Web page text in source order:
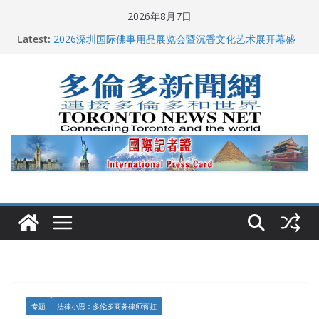
2026年8月7日
Latest:
多伦多市长选举拉开帷幕 多名华人候选人宣布角逐
2026深圳国际佛事用品展览会暨沉香文化艺术展开幕盛
关加拿大就业
2026加拿大青少年儿童绘画比赛颁奖典礼多伦多举行
龚晓华参加多伦多骄傲大游行 与市民分享竞选理念
专题 法律小思：多伦多商务律师蒋虹